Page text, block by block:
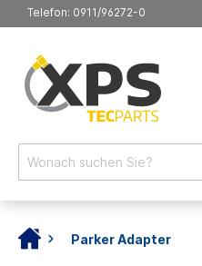
Telefon: 0911/96272-0
Parker Adapter